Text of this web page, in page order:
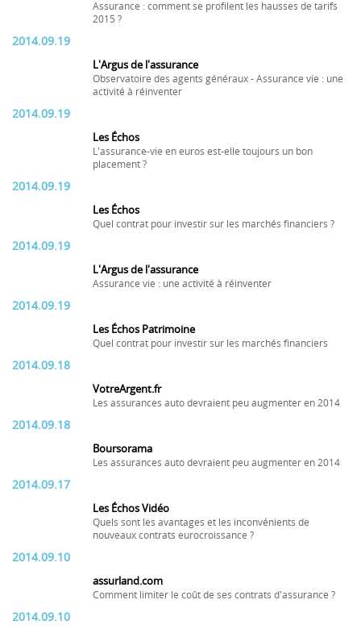
Assurance : comment se profilent les hausses de tarifs
2015 ?
2014.09.19
L'Argus de l'assurance
Observatoire des agents généraux - Assurance vie : une
activité à réinventer
2014.09.19
Les Échos
L'assurance-vie en euros est-elle toujours un bon
placement ?
2014.09.19
Les Échos
Quel contrat pour investir sur les marchés financiers ?
2014.09.19
L'Argus de l'assurance
Assurance vie : une activité à réinventer
2014.09.19
Les Échos Patrimoine
Quel contrat pour investir sur les marchés financiers
2014.09.18
VotreArgent.fr
Les assurances auto devraient peu augmenter en 2014
2014.09.18
Boursorama
Les assurances auto devraient peu augmenter en 2014
2014.09.17
Les Échos Vidéo
Quels sont les avantages et les inconvénients de
nouveaux contrats eurocroissance ?
2014.09.10
assurland.com
Comment limiter le coût de ses contrats d'assurance ?
2014.09.10